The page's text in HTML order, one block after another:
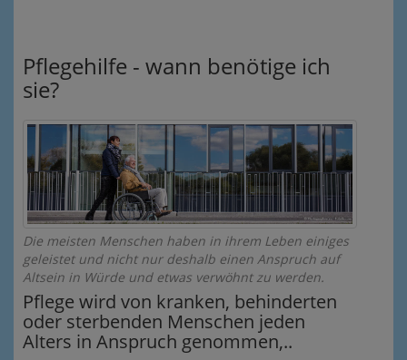
Pflegehilfe - wann benötige ich
sie?
Die meisten Menschen haben in ihrem Leben einiges
geleistet und nicht nur deshalb einen Anspruch auf
Altsein in Würde und etwas verwöhnt zu werden.
Pflege wird von kranken, behinderten
oder sterbenden Menschen jeden
Alters in Anspruch genommen,..